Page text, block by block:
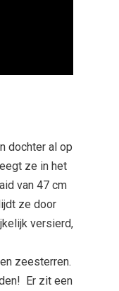
dochter al op
ze in het
van 47 cm
ze door
versierd,
zeesterren.
Er zit een